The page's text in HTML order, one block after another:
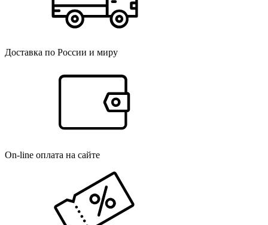
Доставка по России и миру
On-line оплата на сайте